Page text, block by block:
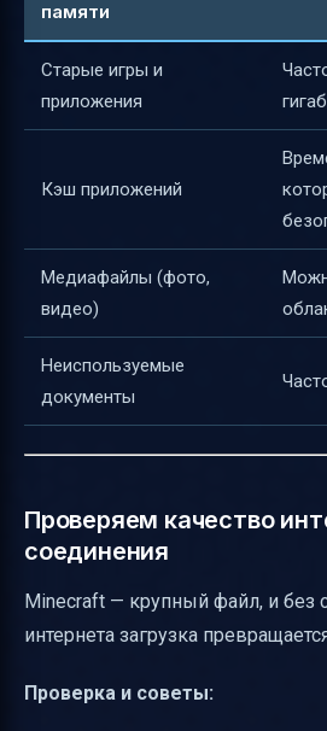
памяти
Старые игры и
приложения
Кэш приложений
Медиафайлы (фото,
видео)
Неиспользуемые
документы
Проверяем качество
соединения
Minecraft — крупный файл, и без
интернета загрузка
Проверка и советы: